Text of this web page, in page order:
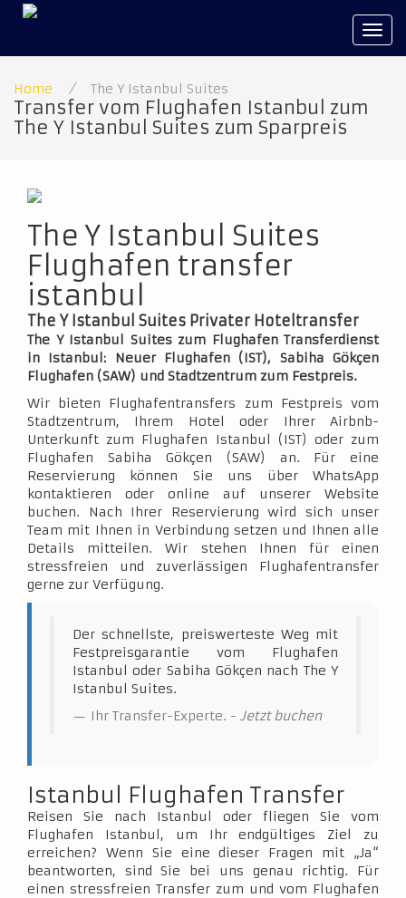
Home / The Y Istanbul Suites
Transfer vom Flughafen Istanbul zum
The Y Istanbul Suites zum Sparpreis
The Y Istanbul Suites
Flughafen transfer
istanbul
The Y Istanbul Suites Privater Hoteltransfer
The Y Istanbul Suites zum Flughafen Transferdienst
in Istanbul: Neuer Flughafen (IST), Sabiha Gökçen
Flughafen (SAW) und Stadtzentrum zum Festpreis.
Wir bieten Flughafentransfers zum Festpreis vom
Stadtzentrum, Ihrem Hotel oder Ihrer Airbnb-
Unterkunft zum Flughafen Istanbul (IST) oder zum
Flughafen Sabiha Gökçen (SAW) an. Für eine
Reservierung können Sie uns über WhatsApp
kontaktieren oder online auf unserer Website
buchen. Nach Ihrer Reservierung wird sich unser
Team mit Ihnen in Verbindung setzen und Ihnen alle
Details mitteilen. Wir stehen Ihnen für einen
stressfreien und zuverlässigen Flughafentransfer
gerne zur Verfügung.
Der schnellste, preiswerteste Weg mit
Festpreisgarantie vom Flughafen
Istanbul oder Sabiha Gökçen nach The Y
Istanbul Suites.
Ihr Transfer-Experte. - Jetzt buchen
Istanbul Flughafen Transfer
Reisen Sie nach Istanbul oder fliegen Sie vom
Flughafen Istanbul, um Ihr endgültiges Ziel zu
erreichen? Wenn Sie eine dieser Fragen mit „Ja“
beantworten, sind Sie bei uns genau richtig. Für
einen stressfreien Transfer zum und vom Flughafen